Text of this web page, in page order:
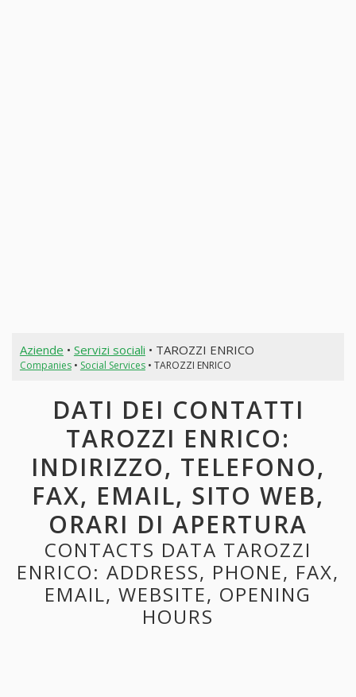
Aziende • Servizi sociali • TAROZZI ENRICO
Companies• Social Services• TAROZZI ENRICO
DATI DEI CONTATTI
TAROZZI ENRICO:
INDIRIZZO, TELEFONO,
FAX, EMAIL, SITO WEB,
ORARI DI APERTURA
CONTACTS DATA TAROZZI
ENRICO: ADDRESS, PHONE, FAX,
EMAIL, WEBSITE, OPENING
HOURS